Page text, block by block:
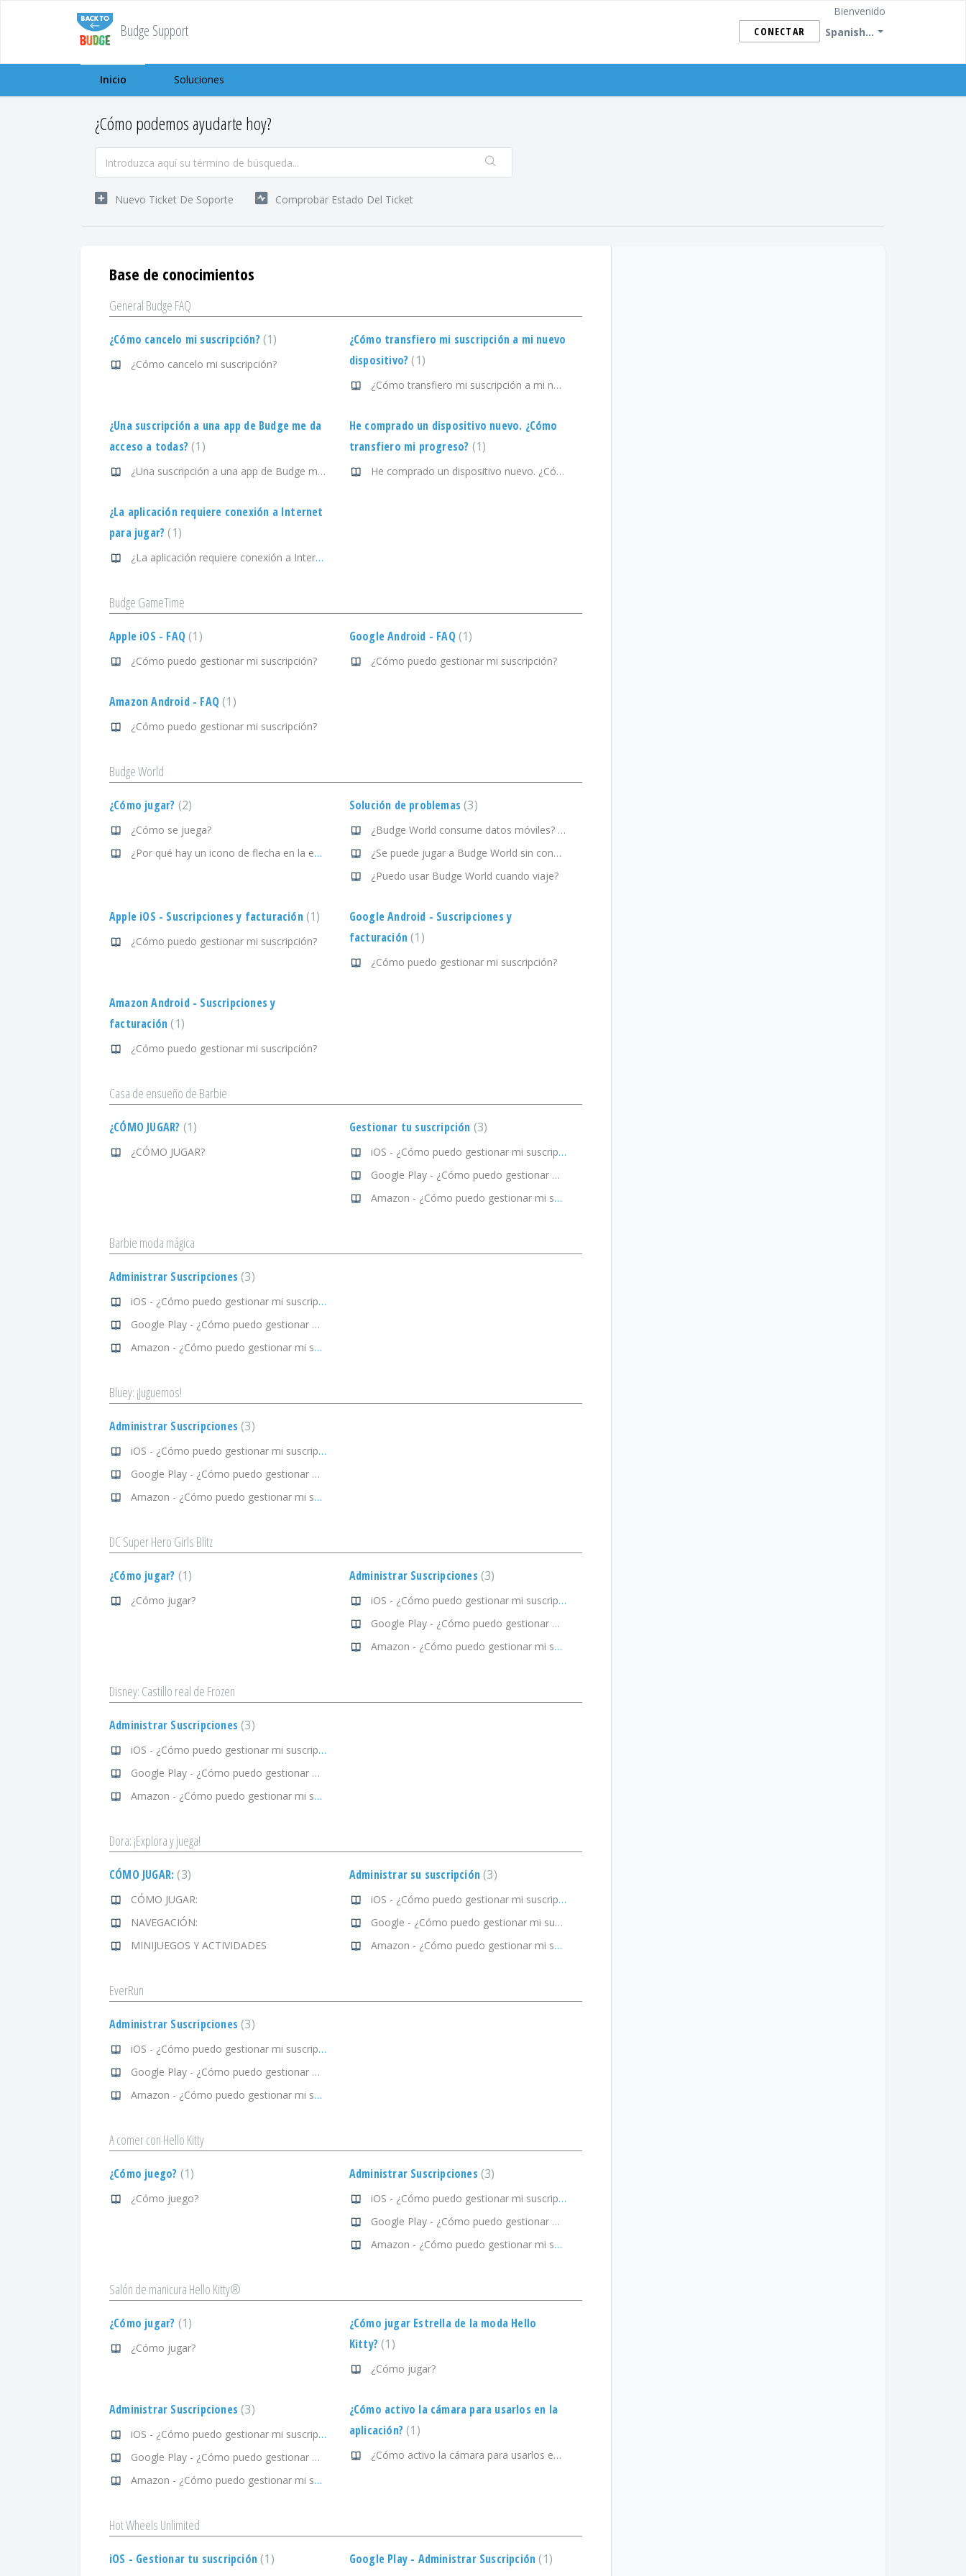
Budge Support Spanish...
Bienvenido
CONECTAR
Inicio Soluciones
¿Cómo podemos ayudarte hoy?
Nuevo Ticket De Soporte Comprobar Estado Del Ticket
Base de conocimientos
General Budge FAQ
¿Cómo cancelo mi suscripción? 1
¿Cómo cancelo mi suscripción?
¿Cómo transfiero mi suscripción a mi nuevo
dispositivo? 1
¿Cómo transfiero mi suscripción a mi nuevo dispositivo?
¿Una suscripción a una app de Budge me da
acceso a todas? 1
¿Una suscripción a una app de Budge me da acceso a todas?
He comprado un dispositivo nuevo. ¿Cómo
transfiero mi progreso? 1
He comprado un dispositivo nuevo. ¿Cómo transfiero mi progreso?
¿La aplicación requiere conexión a Internet
para jugar? 1
¿La aplicación requiere conexión a Internet para jugar?
Budge GameTime
Apple iOS - FAQ 1
¿Cómo puedo gestionar mi suscripción?
Google Android - FAQ 1
¿Cómo puedo gestionar mi suscripción?
Amazon Android - FAQ 1
¿Cómo puedo gestionar mi suscripción?
Budge World
¿Cómo jugar? 2
¿Cómo se juega?
¿Por qué hay un icono de flecha en la esquina inferior izquierda del título de la actividad?
Solución de problemas 3
¿Budge World consume datos móviles? ¿Cómo puedo configurar eso?
¿Se puede jugar a Budge World sin conexión a internet?
¿Puedo usar Budge World cuando viaje?
Apple iOS - Suscripciones y facturación 1
¿Cómo puedo gestionar mi suscripción?
Google Android - Suscripciones y
facturación 1
¿Cómo puedo gestionar mi suscripción?
Amazon Android - Suscripciones y
facturación 1
¿Cómo puedo gestionar mi suscripción?
Casa de ensueño de Barbie
¿CÓMO JUGAR? 1
¿CÓMO JUGAR?
Gestionar tu suscripción 3
iOS - ¿Cómo puedo gestionar mi suscripción?
Google Play - ¿Cómo puedo gestionar mi suscripción?
Amazon - ¿Cómo puedo gestionar mi suscripción?
Barbie moda mágica
Administrar Suscripciones 3
iOS - ¿Cómo puedo gestionar mi suscripción?
Google Play - ¿Cómo puedo gestionar mi suscripción?
Amazon - ¿Cómo puedo gestionar mi suscripción?
Bluey: ¡Juguemos!
Administrar Suscripciones 3
iOS - ¿Cómo puedo gestionar mi suscripción?
Google Play - ¿Cómo puedo gestionar mi suscripción?
Amazon - ¿Cómo puedo gestionar mi suscripción?
DC Super Hero Girls Blitz
¿Cómo jugar? 1
¿Cómo jugar?
Administrar Suscripciones 3
iOS - ¿Cómo puedo gestionar mi suscripción?
Google Play - ¿Cómo puedo gestionar mi suscripción?
Amazon - ¿Cómo puedo gestionar mi suscripción?
Disney: Castillo real de Frozen
Administrar Suscripciones 3
iOS - ¿Cómo puedo gestionar mi suscripción?
Google Play - ¿Cómo puedo gestionar mi suscripción?
Amazon - ¿Cómo puedo gestionar mi suscripción?
Dora: ¡Explora y juega!
CÓMO JUGAR: 3
CÓMO JUGAR:
NAVEGACIÓN:
MINIJUEGOS Y ACTIVIDADES
Administrar su suscripción 3
iOS - ¿Cómo puedo gestionar mi suscripción?
Google - ¿Cómo puedo gestionar mi suscripción?
Amazon - ¿Cómo puedo gestionar mi suscripción?
EverRun
Administrar Suscripciones 3
iOS - ¿Cómo puedo gestionar mi suscripción?
Google Play - ¿Cómo puedo gestionar mi suscripción?
Amazon - ¿Cómo puedo gestionar mi suscripción?
A comer con Hello Kitty
¿Cómo juego? 1
¿Cómo juego?
Administrar Suscripciones 3
iOS - ¿Cómo puedo gestionar mi suscripción?
Google Play - ¿Cómo puedo gestionar mi suscripción?
Amazon - ¿Cómo puedo gestionar mi suscripción?
Salón de manicura Hello Kitty®
¿Cómo jugar? 1
¿Cómo jugar?
¿Cómo jugar Estrella de la moda Hello
Kitty? 1
¿Cómo jugar?
Administrar Suscripciones 3
iOS - ¿Cómo puedo gestionar mi suscripción?
Google Play - ¿Cómo puedo gestionar mi suscripción?
Amazon - ¿Cómo puedo gestionar mi suscripción?
¿Cómo activo la cámara para usarlos en la
aplicación? 1
¿Cómo activo la cámara para usarlos en la aplicación?
Hot Wheels Unlimited
iOS - Gestionar tu suscripción 1 Google Play - Administrar Suscripción 1